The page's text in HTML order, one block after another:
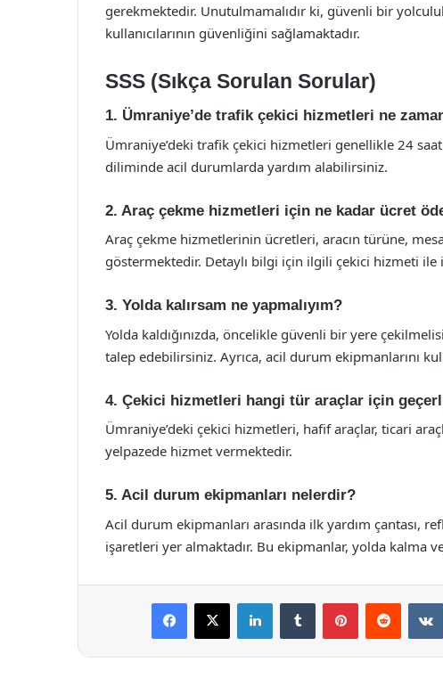
gerekmektedir. Unutulmamalıdır ki, güvenli bir
kullanıcılarının güvenliğini sağlamaktadır.
SSS (Sıkça Sorulan Sorular)
1. Ümraniye’de trafik çekici hizmetleri ne
Ümraniye’deki trafik çekici hizmetleri genellikle 24
diliminde acil durumlarda yardım alabilirsiniz.
2. Araç çekme hizmetleri için ne kadar ücret
Araç çekme hizmetlerinin ücretleri, aracın türüne,
göstermektedir. Detaylı bilgi için ilgili çekici hizmeti ile
3. Yolda kalırsam ne yapmalıyım?
Yolda kaldığınızda, öncelikle güvenli bir yere
talep edebilirsiniz. Ayrıca, acil durum ekipmanlarını
4. Çekici hizmetleri hangi tür araçlar için
Ümraniye’deki çekici hizmetleri, hafif araçlar, ticari
yelpazede hizmet vermektedir.
5. Acil durum ekipmanları nelerdir?
Acil durum ekipmanları arasında ilk yardım çantası,
işaretleri yer almaktadır. Bu ekipmanlar, yolda kalma
Facebook
X LinkedInTumblr PinterestReddit